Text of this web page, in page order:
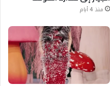
منذ 4 أيام